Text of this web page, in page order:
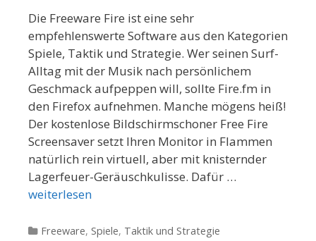
Die Freeware Fire ist eine sehr
empfehlenswerte Software aus den Kategorien
Spiele, Taktik und Strategie. Wer seinen Surf-
Alltag mit der Musik nach persönlichem
Geschmack aufpeppen will, sollte Fire.fm in
den Firefox aufnehmen. Manche mögens heiß!
Der kostenlose Bildschirmschoner Free Fire
Screensaver setzt Ihren Monitor in Flammen 
natürlich rein virtuell, aber mit knisternder
Lagerfeuer-Geräuschkulisse. Dafür …
weiterlesen
Kategorien
Freeware, Spiele, Taktik und Strategie